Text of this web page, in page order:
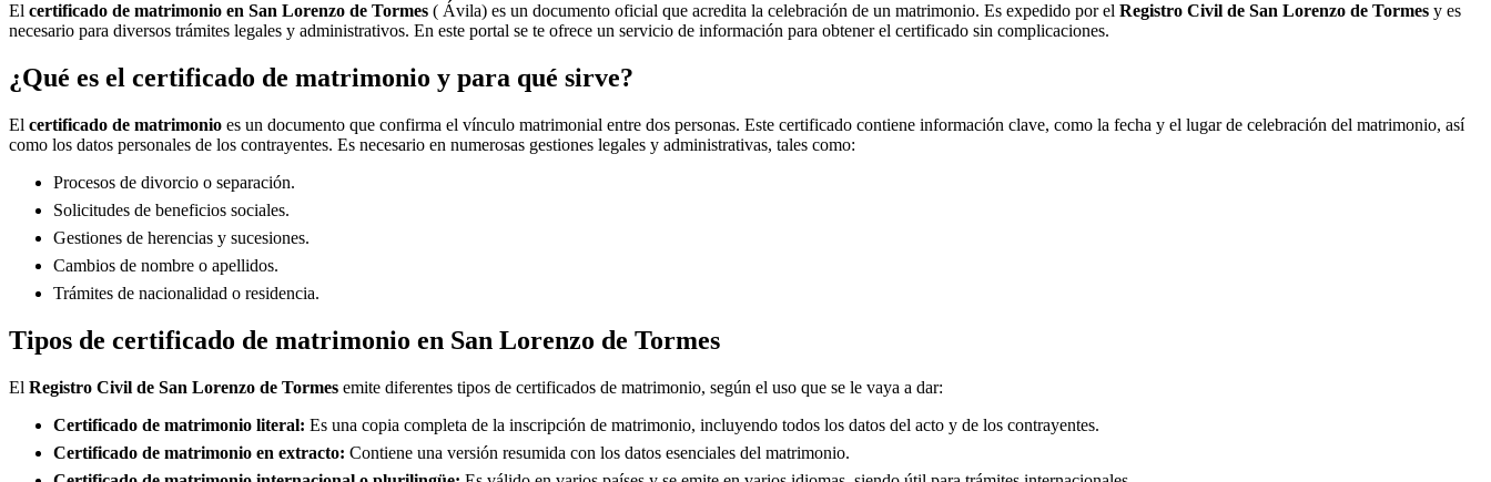
El certificado de matrimonio en San Lorenzo de Tormes ( Ávila) es un documento oficial que acredita la celebración de un matrimonio. Es expedido por el Registro Civil de San Lorenzo de Tormes y es
necesario para diversos trámites legales y administrativos. En este portal se te ofrece un servicio de información para obtener el certificado sin complicaciones.
¿Qué es el certificado de matrimonio y para qué sirve?
El certificado de matrimonio es un documento que confirma el vínculo matrimonial entre dos personas. Este certificado contiene información clave, como la fecha y el lugar de celebración del matrimonio, así
como los datos personales de los contrayentes. Es necesario en numerosas gestiones legales y administrativas, tales como:
Procesos de divorcio o separación.
Solicitudes de beneficios sociales.
Gestiones de herencias y sucesiones.
Cambios de nombre o apellidos.
Trámites de nacionalidad o residencia.
Tipos de certificado de matrimonio en San Lorenzo de Tormes
El Registro Civil de San Lorenzo de Tormes emite diferentes tipos de certificados de matrimonio, según el uso que se le vaya a dar:
Certificado de matrimonio literal: Es una copia completa de la inscripción de matrimonio, incluyendo todos los datos del acto y de los contrayentes.
Certificado de matrimonio en extracto: Contiene una versión resumida con los datos esenciales del matrimonio.